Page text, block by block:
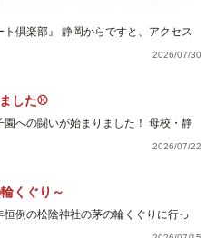
ト倶楽部』 静岡からですと、アクセス
2026/07/30
した⚾
園への闘いが始まりました！ 母校・静
2026/07/22
くぐり～
恒例の松陰神社の茅の輪くぐりに行っ